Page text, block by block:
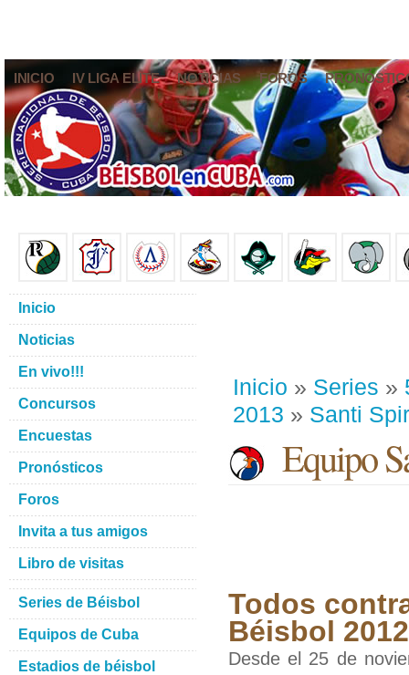
INICIO IV LIGA ELITE NOTICIAS FOROS
Inicio » Series »
2013 » Santi
Equipo
Todos
Béisbol
Desde el 25 de
Inicio
Noticias
En vivo!!!
Concursos
Encuestas
Pronósticos
Foros
Invita a tus amigos
Libro de visitas
Series de Béisbol
Equipos de Cuba
Estadios de béisbol